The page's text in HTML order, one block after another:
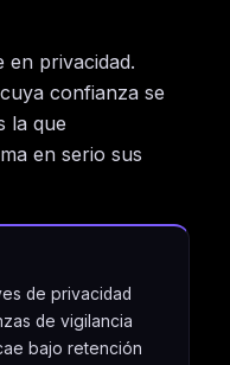
privacidad.
confianza se
la que
en serio sus
de privacidad
de vigilancia
bajo retención